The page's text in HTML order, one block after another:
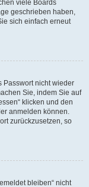
viele Boards
geschrieben haben,
sich einfach erneut
Passwort nicht wieder
Sie, indem Sie auf
klicken und den
anmelden können.
zurückzusetzen, so
bleiben“ nicht